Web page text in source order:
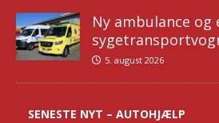
Ny ambulance og
5. august 2026
SENESTE NYT – AUTOHJÆLP